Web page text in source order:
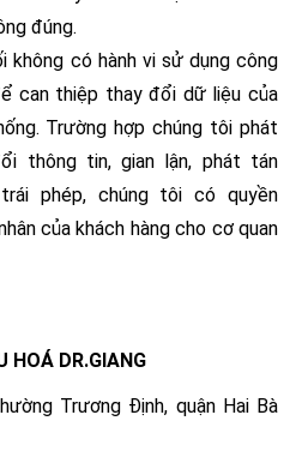
đúng.
không có hành vi sử dụng công
can thiệp thay đổi dữ liệu của
Trường hợp chúng tôi phát
thông tin, gian lận, phát tán
phép, chúng tôi có quyền
của khách hàng cho cơ quan
HOÁ DR.GIANG
Trương Định, quận Hai Bà